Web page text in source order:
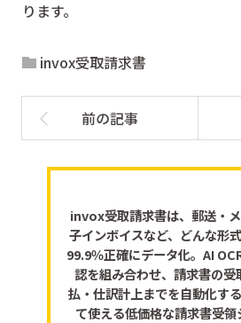
ります。
invox受取請求書
invox受取請求書は、郵送・
子インボイスなど、どんな形
99.9％正確にデータ化。AI
認を組み合わせ、請求書の受
払・仕訳計上までを自動化す
て使える低価格な請求書受領